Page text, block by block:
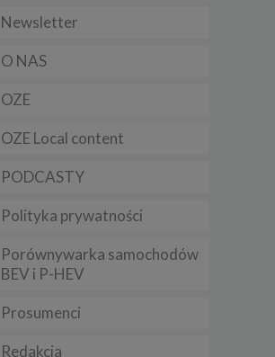
Newsletter
O NAS
OZE
OZE Local content
PODCASTY
Polityka prywatności
Porównywarka samochodów
BEV i P-HEV
Prosumenci
Redakcja